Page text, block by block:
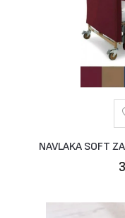
NAVLAKA SOFT